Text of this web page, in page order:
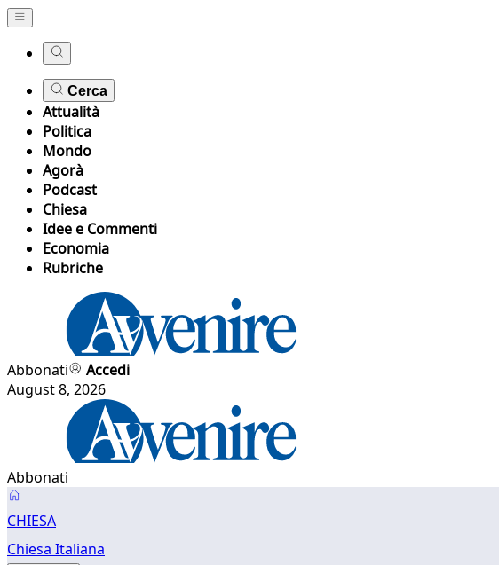
Cerca
Attualità
Politica
Mondo
Agorà
Podcast
Chiesa
Idee e Commenti
Economia
Rubriche
Abbonati
Accedi
August 8, 2026
Abbonati
CHIESA
Chiesa Italiana